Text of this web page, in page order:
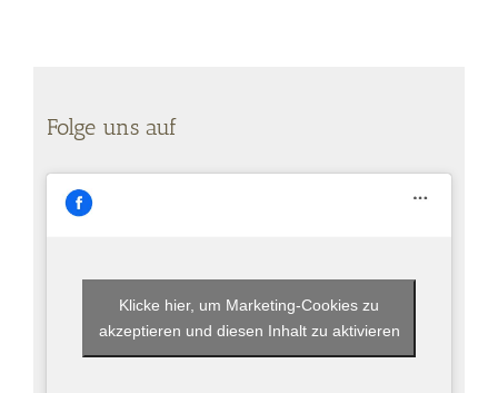
Folge uns auf
Klicke hier, um Marketing-Cookies zu
akzeptieren und diesen Inhalt zu aktivieren